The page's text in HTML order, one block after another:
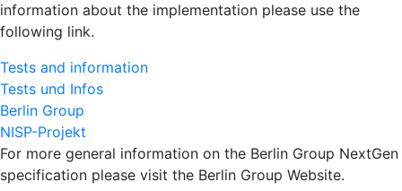
information about the implementation please use the
following link.
Tests and information
Tests und Infos
Berlin Group
NISP-Projekt
For more general information on the Berlin Group NextGen
specification please visit the Berlin Group Website.